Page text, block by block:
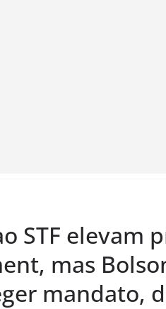
STF elevam
mas
mandato,